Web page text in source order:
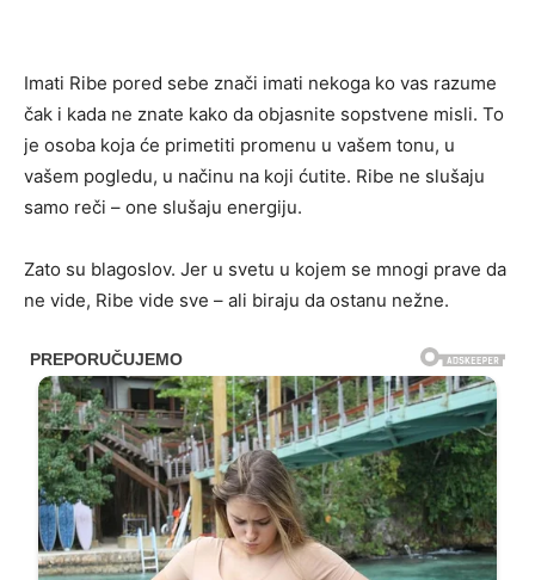
Imati Ribe pored sebe znači imati nekoga ko vas razume
čak i kada ne znate kako da objasnite sopstvene misli. To
je osoba koja će primetiti promenu u vašem tonu, u
vašem pogledu, u načinu na koji ćutite. Ribe ne slušaju
samo reči – one slušaju energiju.
Zato su blagoslov. Jer u svetu u kojem se mnogi prave da
ne vide, Ribe vide sve – ali biraju da ostanu nežne.